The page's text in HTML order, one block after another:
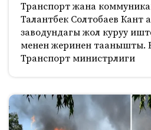
Транспорт жана
Талантбек Солтобаев Кант
заводундагы жол куруу
менен жеринен таанышты.
Транспорт министрлиги